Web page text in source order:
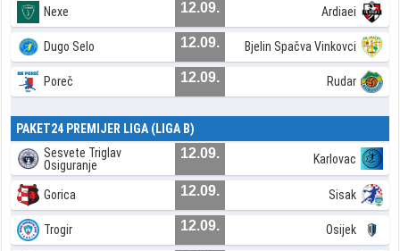
Nexe 12.09. Ardiaei
Dugo Selo 12.09. Bjelin Spačva Vinkovci
Poreč 12.09. Rudar
PAKET24 PREMIJER LIGA (LIGA B)
Sesvete Triglav
Osiguranje
12.09. Karlovac
Gorica 12.09. Sisak
Trogir 12.09. Osijek